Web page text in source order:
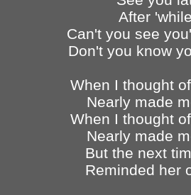
After
Can't you see
Don't you know
When I thought
Nearly made
When I thought
Nearly made
But the next
Reminded her